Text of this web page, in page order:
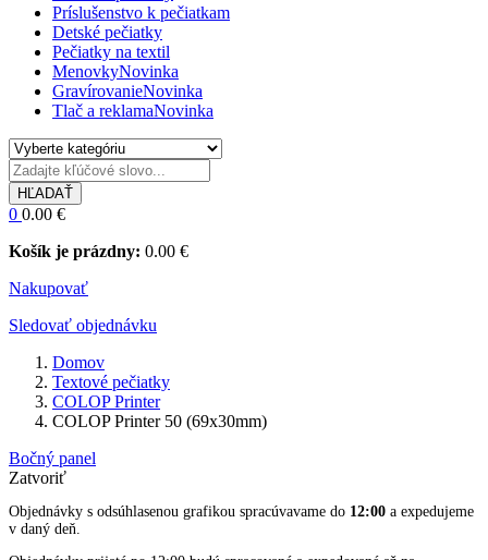
Gravírovanie
Menovky
FAQ
O nás
Kontakt
Prihlásiť sa
DORUČENIE ZADARMO
Zavolajte nám:+421 905 306 286
0 0.00 €
Košík je prázdny:
Nakupovať
Všetky kategórie
DORUČENIE ZADARMO
Zavolajte nám: